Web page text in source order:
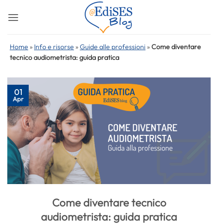
Home » Info e risorse »Guide alle professioni »Come diventare
tecnico audiometrista: guida pratica
01
Apr
Come diventare tecnico
audiometrista: guida pratica